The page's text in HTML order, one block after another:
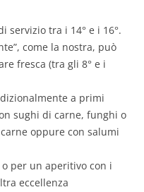
servizio tra i 14° e i 16°.
come la nostra, può
fresca (tra gli 8° e i
a primi
sughi di carne, funghi o
oppure con salumi
per un aperitivo con i
eccellenza